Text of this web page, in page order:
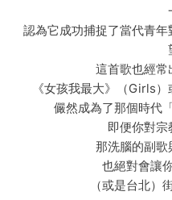
認為它成功捕捉了當代青
這首歌也經常
《女孩我最大》（Girls
儼然成為了那個時代
即便你對宗
那洗腦的副歌
也絕對會讓
（或是台北）